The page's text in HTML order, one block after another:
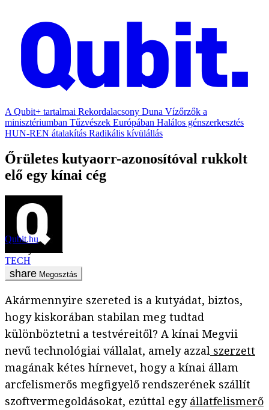
A Qubit+ tartalmai Rekordalacsony Duna Vízőrzők a
minisztériumban Tűzvészek Európában Halálos génszerkesztés
HUN-REN átalakítás Radikális kívülállás
Őrületes kutyaorr-azonosítóval rukkolt
elő egy kínai cég
Qubit.hu
2019. július 22.
TECH
Megosztás
Akármennyire szereted is a kutyádat, biztos,
hogy kiskorában stabilan meg tudtad
különböztetni a testvéreitől? A kínai Megvii
nevű technológiai vállalat, amely azzal szerzett
magának kétes hírnevet, hogy a kínai állam
arcfelismerős megfigyelő rendszerének szállít
szoftvermegoldásokat, ezúttal egy állatfelismerő